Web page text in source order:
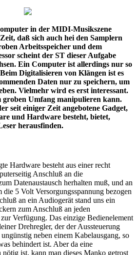
in der MIDI-Musikszene
daß sich auch hei den Samplern
Arbeitsspeicher und dem
scheint der ST dieser Aufgabe
Ein Computer ist allerdings nur so
Digitalisieren von Klängen ist es
Daten nur zu speichern, um
Vielmehr wird es erst interessant.
groben Umfang manipulieren kann.
seit einiger Zeit angebotene Gadget,
und Hardware besteht, bietet,
herausfinden.
Hardware besteht aus einer recht
Anschluß an die
Datenaustausch herhalten muß, und an
die 5 Volt Versorgungsspannung bezogen
an ein Audiogerät stand uns ein
zum Anschluß an jeden
Verfügung. Das einzige Bedienelement
Drehregler, der der Aussteuerung
neben einem Kabelausgang, so
behindert ist. Aber da eine
ist, kann man dieses Manko getrost